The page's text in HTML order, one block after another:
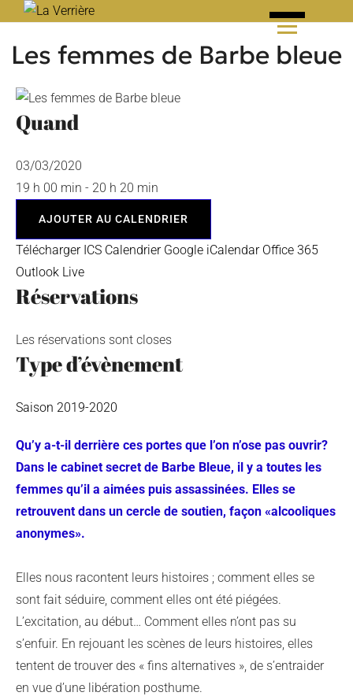
content
Les femmes de Barbe bleue
Quand
03/03/2020
19 h 00 min - 20 h 20 min
AJOUTER AU CALENDRIER
Télécharger ICS Calendrier Google iCalendar Office 365
Outlook Live
Réservations
Les réservations sont closes
Type d’évènement
Saison 2019-2020
Qu’y a-t-il derrière ces portes que l’on n’ose pas ouvrir?
Dans le cabinet secret de Barbe Bleue, il y a toutes les
femmes qu’il a aimées puis assassinées. Elles se
retrouvent dans un cercle de soutien, façon «alcooliques
anonymes».
Elles nous racontent leurs histoires ; comment elles se
sont fait séduire, comment elles ont été piégées.
L’excitation, au début… Comment elles n’ont pas su
s’enfuir. En rejouant les scènes de leurs histoires, elles
tentent de trouver des « fins alternatives », de s’entraider
en vue d’une libération posthume.